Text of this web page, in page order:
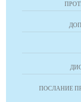
ПОСЛАНИЕ